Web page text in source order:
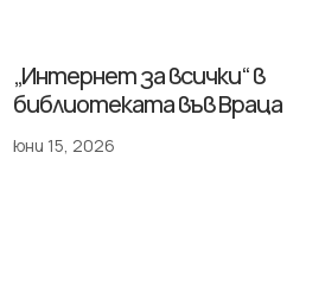
„Интернет за всички“ в
библиотеката във Враца
юни 15, 2026